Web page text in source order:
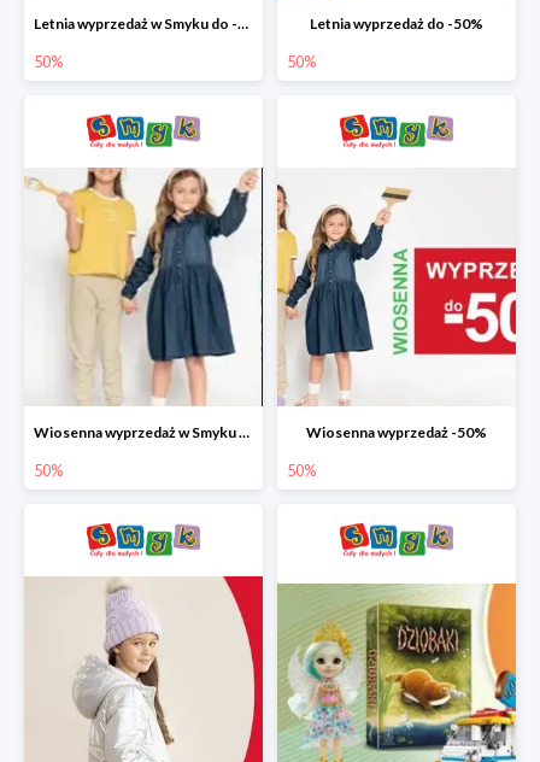
Letnia wyprzedaż w Smyku do -50%
50%
Letnia wyprzedaż do -50%
50%
Wiosenna wyprzedaż w Smyku do -50%
50%
Wiosenna wyprzedaż -50%
50%